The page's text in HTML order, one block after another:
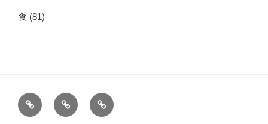
食 (81)
ホ
ー
運
営
こ
の